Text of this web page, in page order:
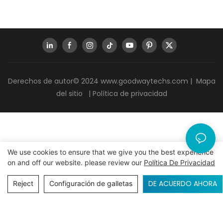
Derechos de autor© 2024 www.goodwaytechs.com | Mapa
del sitio
| Política de privacidad
We use cookies to ensure that we give you the best experience
on and off our website. please review our Política De Privacidad
Reject Configuración de galletas DE ACUERDO AHORA